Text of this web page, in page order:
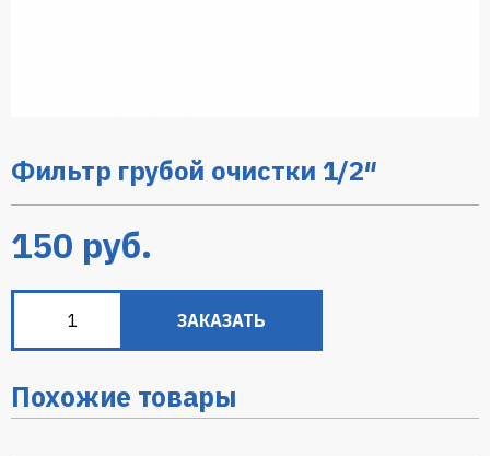
Фильтр грубой очистки 1/2″
150 руб.
ЗАКАЗАТЬ
Похожие товары